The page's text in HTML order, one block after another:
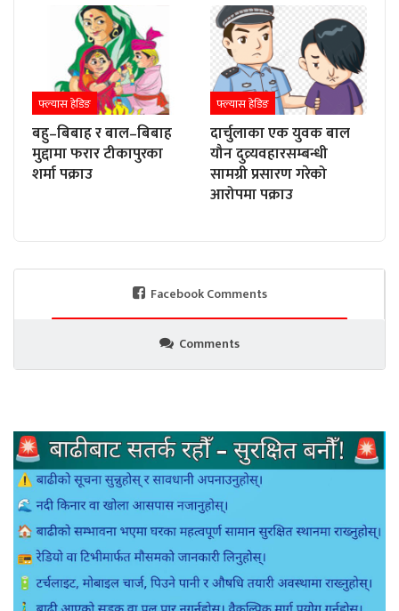
फ्ल्यास हेडिङ
बहु–बिबाह र बाल–बिबाह
मुद्दामा फरार टीकापुरका
शर्मा पक्राउ
फ्ल्यास हेडिङ
दार्चुलाका एक युवक बाल
यौन दुव्र्यवहारसम्बन्धी
सामग्री प्रसारण गरेको
आरोपमा पक्राउ
Facebook Comments
Comments